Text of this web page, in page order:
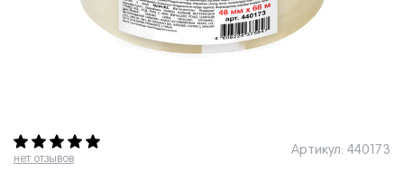
нет отзывов
Артикул: 440173